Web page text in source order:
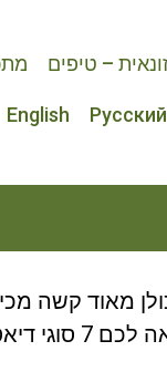
– טיפים
English
מאוד קשה
נפוצות.